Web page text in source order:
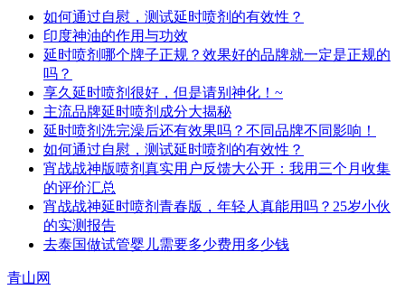
如何通过自慰，测试延时喷剂的有效性？
印度神油的作用与功效
延时喷剂哪个牌子正规？效果好的品牌就一定是正规的
吗？
享久延时喷剂很好，但是请别神化！~
主流品牌延时喷剂成分大揭秘
延时喷剂洗完澡后还有效果吗？不同品牌不同影响！
如何通过自慰，测试延时喷剂的有效性？
宵战战神版喷剂真实用户反馈大公开：我用三个月收集
的评价汇总
宵战战神延时喷剂青春版，年轻人真能用吗？25岁小伙
的实测报告
去泰国做试管婴儿需要多少费用多少钱
青山网